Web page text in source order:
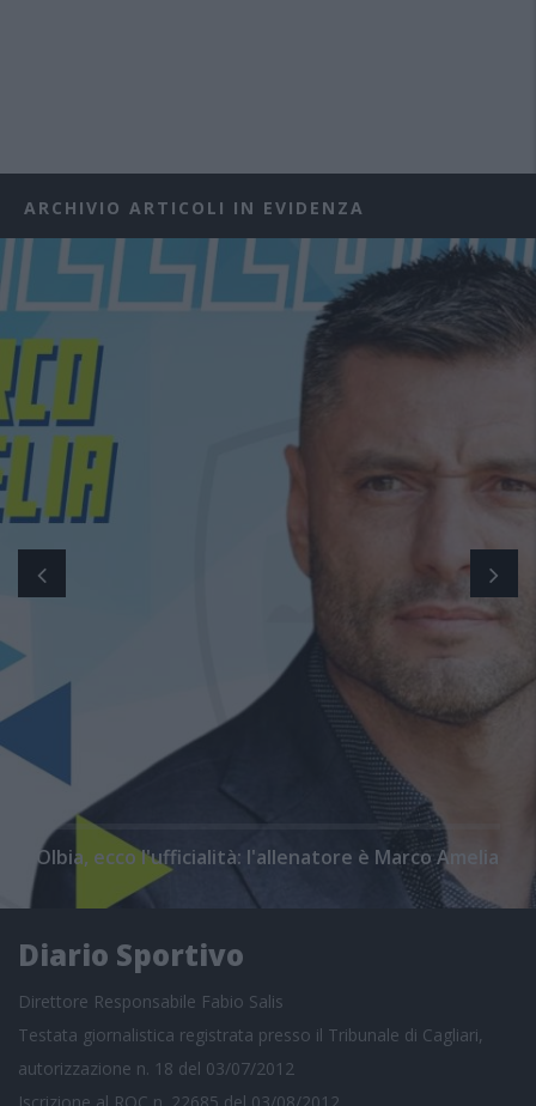
ARCHIVIO ARTICOLI IN EVIDENZA
Olbia, ecco l'ufficialità: l'allenatore è Marco Amelia
Diario Sportivo
Direttore Responsabile Fabio Salis
Testata giornalistica registrata presso il Tribunale di Cagliari,
autorizzazione n. 18 del 03/07/2012
Iscrizione al ROC n. 22685 del 03/08/2012